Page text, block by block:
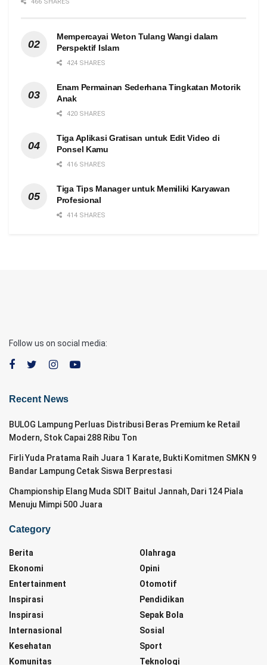
Mempercayai Weton Tulang Wangi dalam
Perspektif Islam
424 SHARES
Enam Permainan Sederhana Tingkatan Motorik
Anak
420 SHARES
Tiga Aplikasi Gratisan untuk Edit Video di
Ponsel Kamu
416 SHARES
Tiga Tips Manager untuk Memiliki Karyawan
Profesional
414 SHARES
Follow us on social media:
Recent News
BULOG Lampung Perluas Distribusi Beras Premium ke Retail
Modern, Stok Capai 288 Ribu Ton
Firli Yuda Pratama Raih Juara 1 Karate, Bukti Komitmen SMKN 9
Bandar Lampung Cetak Siswa Berprestasi
Championship Elang Muda SDIT Baitul Jannah, Dari 124 Piala
Menuju Mimpi 500 Juara
Category
Berita
Ekonomi
Entertainment
Inspirasi
Inspirasi
Internasional
Kesehatan
Komunitas
Olahraga
Opini
Otomotif
Pendidikan
Sepak Bola
Sosial
Sport
Teknologi